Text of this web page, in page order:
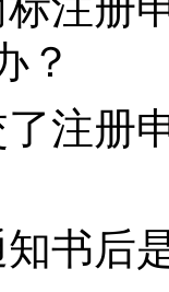
？
注册
书后